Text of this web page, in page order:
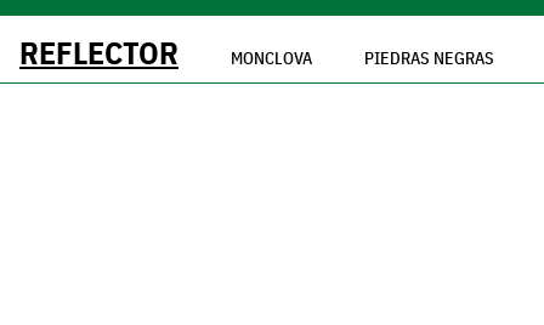
REFLECTOR MONCLOVA PIEDRAS NEGRAS